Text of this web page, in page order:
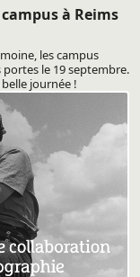
à Reims
les campus
le 19 septembre.
journée !